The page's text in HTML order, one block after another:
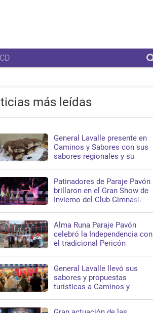
más leídas
General Lavalle presente en
Caminos y Sabores con sus
sabores regionales y su
Patinadores de Paraje Pavón
brillaron en el Gran Show de
Invierno del Club Gimnasia y
Alma Runa Paraje Pavón
celebró la Independencia con
el tradicional Pericón
General Lavalle llevó sus
sabores y propuestas
turísticas a Caminos y